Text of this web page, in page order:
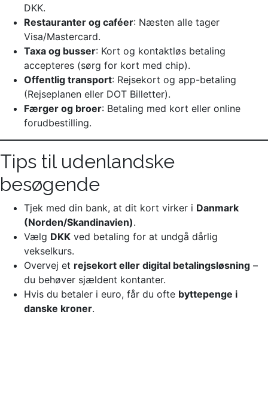
DKK.
Restauranter og caféer: Næsten alle tager
Visa/Mastercard.
Taxa og busser: Kort og kontaktløs betaling
accepteres (sørg for kort med chip).
Offentlig transport: Rejsekort og app-betaling
(Rejseplanen eller DOT Billetter).
Færger og broer: Betaling med kort eller online
forudbestilling.
Tips til udenlandske
besøgende
Tjek med din bank, at dit kort virker i Danmark
(Norden/Skandinavien).
Vælg DKK ved betaling for at undgå dårlig
vekselkurs.
Overvej et rejsekort eller digital betalingsløsning –
du behøver sjældent kontanter.
Hvis du betaler i euro, får du ofte byttepenge i
danske kroner.